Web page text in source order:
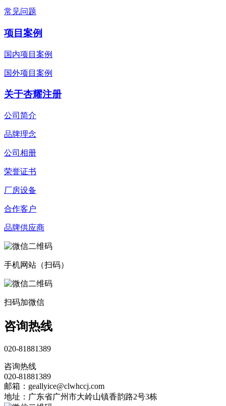
常见问题
项目案例
国内项目案例
国外项目案例
关于杏耀注册
公司简介
品牌理念
公司相册
荣誉证书
厂房设备
合作客户
品牌供应商
手机网站（扫码）
扫码加微信
咨询热线
020-81881389
咨询热线
020-81881389
邮箱：geallyice@clwhccj.com
地址：广东省广州市大岭山镇香韵路2号3栋